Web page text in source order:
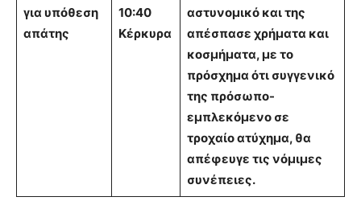
για υπόθεση
απάτης
10:40
Κέρκυρα
αστυνομικό και της
απέσπασε χρήματα και
κοσμήματα, με το
πρόσχημα ότι συγγενικό
της πρόσωπο-
εμπλεκόμενο σε
τροχαίο ατύχημα, θα
απέφευγε τις νόμιμες
συνέπειες.